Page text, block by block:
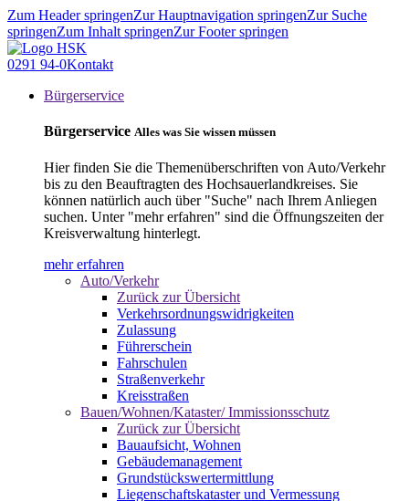
Zum Header springenZur Hauptnavigation springenZur Suche
springenZum Inhalt springenZur Footer springen
0291 94-0Kontakt
Bürgerservice
Bürgerservice Alles was Sie wissen müssen
Hier finden Sie die Themenüberschriften von Auto/Verkehr
bis zu den Beauftragten des Hochsauerlandkreises. Sie
können natürlich auch über "Suche" nach Ihrem Anliegen
suchen. Unter "mehr erfahren" sind die Öffnungszeiten der
Kreisverwaltung hinterlegt.
mehr erfahren
Auto/Verkehr
Zurück zur Übersicht
Verkehrsordnungswidrigkeiten
Zulassung
Führerschein
Fahrschulen
Straßenverkehr
Kreisstraßen
Bauen/Wohnen/Kataster/ Immissionsschutz
Zurück zur Übersicht
Bauaufsicht, Wohnen
Gebäudemanagement
Grundstückswertermittlung
Liegenschaftskataster und Vermessung